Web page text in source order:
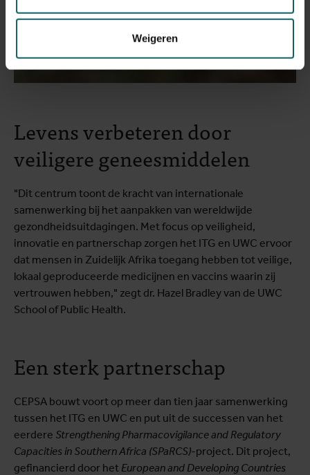
Weigeren
Levens verbeteren door
veiligere geneesmiddelen
"Dit centrum toont de kracht van internationale
samenwerking bij het aanpakken van wereldwijde
gezondheidsuitdagingen. Met focus op veiligheid,
innovatie en partnerschap zorgen het ITG en UWC ervoor
dat mensen in Zuidelijk Afrika toegang hebben tot veilige,
lokaal geproduceerde medicijnen en vaccins waarin zij
vertrouwen hebben," zegt dr. Hazel Bradley van de UWC
School of Public Health.
Een sterk partnerschap
CEPSA bouwt voort op meer dan tien jaar samenwerking
tussen het ITG en UWC en put uit de successen van het
eerdere Strengthening Pharmacovigilance and Regulatory
Capacities in Southern Africa (SPaRCS)-project. Dit project,
gefinancierd door het European and Developing Countries